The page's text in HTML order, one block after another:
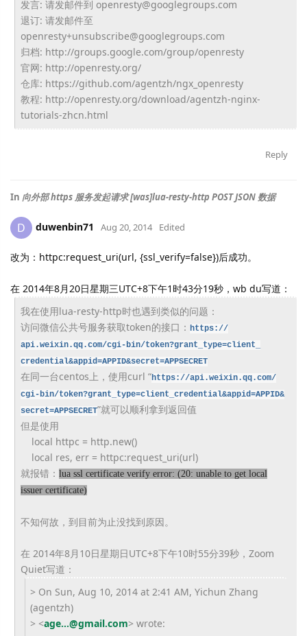
发言: 请发邮件到 openresty@googlegroups.com
退订: 请发邮件至
openresty+unsubscribe@googlegroups.com
归档: http://groups.google.com/group/openresty
官网: http://openresty.org/
仓库: https://github.com/agentzh/ngx_openresty
教程: http://openresty.org/download/agentzh-nginx-
tutorials-zhcn.html
Reply
In 向外部 https 服务发起请求 [was]lua-resty-http POST JSON 数据
D duwenbin71 Aug 20, 2014 Edited
改为：httpc:request_uri(url, {ssl_verify=false})后成功。
在 2014年8月20日星期三UTC+8下午1时43分19秒，wb du写道：
我在使用lua-resty-http时也遇到类似的问题：
访问微信公共号服务获取token的接口： https://
api.weixin.qq.com/cgi-bin/token?grant_type=client_
credential&appid=APPID&secret=APPSECRET
在同一台centos上，使用curl “https://api.weixin.qq.com/
cgi-bin/token?grant_type=client_credential&appid=APPID&
secret=APPSECRET”就可以顺利拿到返回值
但是使用
local httpc = http.new()
local res, err = httpc:request_uri(url)
就报错： lua ssl certificate verify error: (20: unable to get local
issuer certificate)
不知何故，到目前为止没找到原因。
在 2014年8月10日星期日UTC+8下午10时55分39秒， Zoom
Quiet写道：
> On Sun, Aug 10, 2014 at 2:41 AM, Yichun Zhang
(agentzh)
> <age...@gmail.com> wrote: